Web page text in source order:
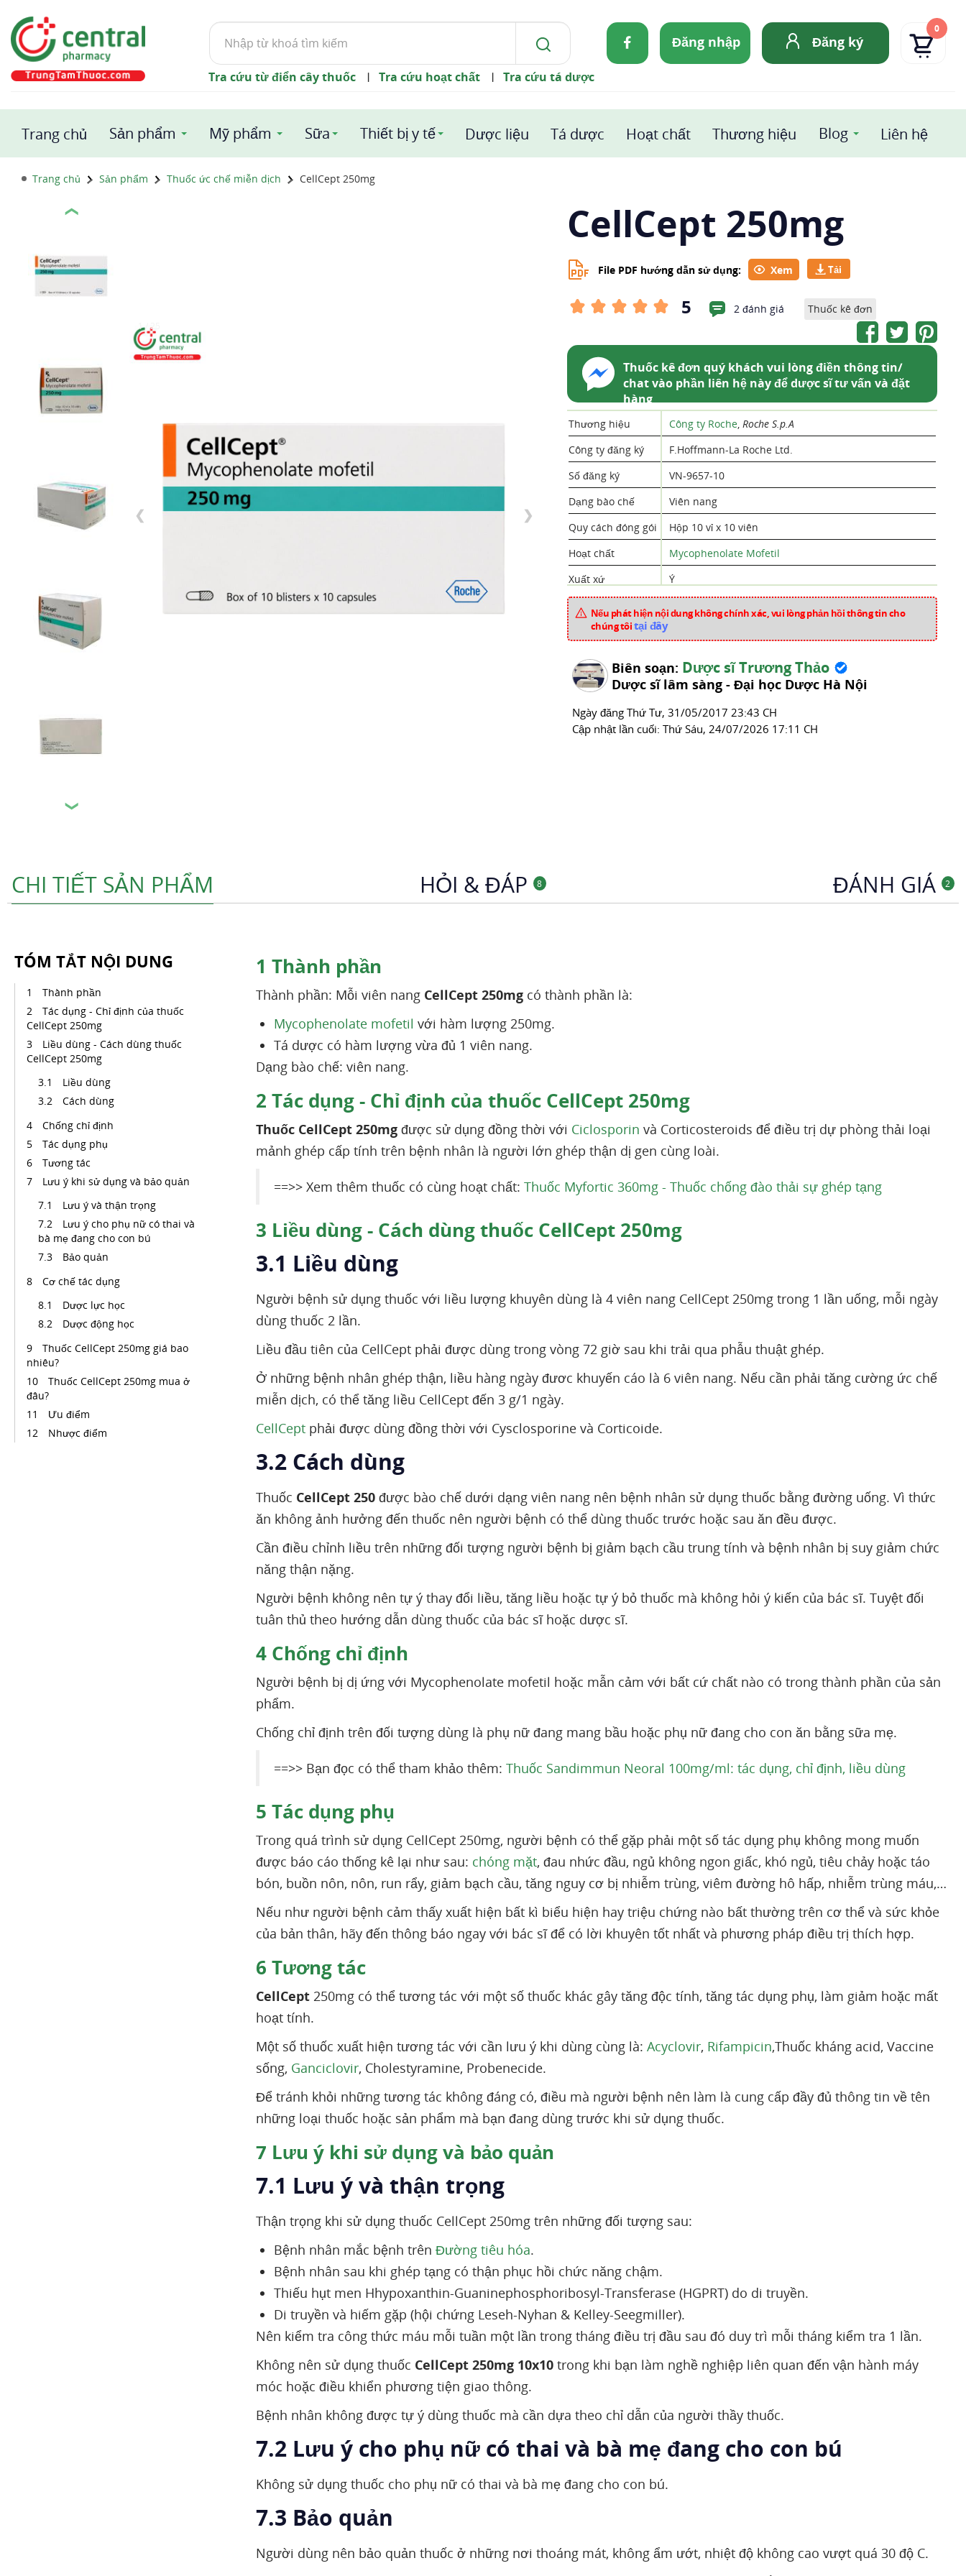
Tìm
kiếm
Đăng nhập Đăng ký
0
Tra cứu từ điển cây thuốc | Tra cứu hoạt chất | Tra cứu tá dược
Trang chủ Sản phẩm Mỹ phẩm Sữa Thiết bị y tế Dược liệu Tá dược Hoạt chất Thương hiệu Blog Liên hệ
Trang chủ Sản phẩm Thuốc ức chế miễn dịch CellCept 250mg
❮
❯
1 / 25
❮ ❯
CellCept 250mg
File PDF hướng dẫn sử dụng: Xem
5 2 đánh giá Thuốc kê đơn
Thuốc kê đơn quý khách vui lòng điền thông tin/
chat vào phần liên hệ này để dược sĩ tư vấn và đặt
hàng
Thương hiệu Công ty Roche, Roche S.p.A
Công ty đăng ký
F.Hoffmann-La Roche Ltd.
Số đăng ký
VN-9657-10
Dạng bào chế
Viên nang
Quy cách đóng gói
Hộp 10 vỉ x 10 viên
Hoạt chất
Mycophenolate Mofetil
Xuất xứ
Ý
Mã sản phẩm
Chuyên mục
Nếu phát hiện nội dung không chính xác, vui lòng phản hồi thông tin cho
chúng tôitại đây
Biên soạn: Dược sĩ Trương Thảo
Dược sĩ lâm sàng - Đại học Dược Hà Nội
Ngày đăng Thứ Tư, 31/05/2017 23:43 CH
Cập nhật lần cuối: Thứ Sáu, 24/07/2026 17:11 CH
CHI TIẾT SẢN PHẨM HỎI & ĐÁP 8 ĐÁNH GIÁ 2
TÓM TẮT NỘI DUNG
Thành phần
Tác dụng - Chỉ định của thuốc
CellCept 250mg
Liều dùng - Cách dùng thuốc
CellCept 250mg
Liều dùng
Cách dùng
Chống chỉ định
Tác dụng phụ
Tương tác
Lưu ý khi sử dụng và bảo quản
Lưu ý và thận trọng
Lưu ý cho phụ nữ có thai và
bà mẹ đang cho con bú
Bảo quản
Cơ chế tác dụng
Dược lực học
Dược động học
Thuốc CellCept 250mg giá bao
nhiêu?
Thuốc CellCept 250mg mua ở
đâu?
Ưu điểm
Nhược điểm
1 Thành phần
Thành phần: Mỗi viên nang CellCept 250mg có thành phần là:
Mycophenolate mofetil với hàm lượng 250mg.
Tá dược có hàm lượng vừa đủ 1 viên nang.
Dạng bào chế: viên nang.
2 Tác dụng - Chỉ định của thuốc CellCept 250mg
Thuốc CellCept 250mg được sử dụng đồng thời với Ciclosporin và Corticosteroids để điều trị dự phòng thải loại
mảnh ghép cấp tính trên bệnh nhân là người lớn ghép thận dị gen cùng loài.
==>> Xem thêm thuốc có cùng hoạt chất: Thuốc Myfortic 360mg - Thuốc chống đào thải sự ghép tạng
3 Liều dùng - Cách dùng thuốc CellCept 250mg
3.1 Liều dùng
Người bệnh sử dụng thuốc với liều lượng khuyên dùng là 4 viên nang CellCept 250mg trong 1 lần uống, mỗi ngày
dùng thuốc 2 lần.
Liều đầu tiên của CellCept phải được dùng trong vòng 72 giờ sau khi trải qua phẫu thuật ghép.
Ở những bệnh nhân ghép thận, liều hàng ngày đươc khuyến cáo là 6 viên nang. Nếu cần phải tăng cường ức chế
miễn dịch, có thể tăng liều CellCept đến 3 g/1 ngày.
CellCept phải được dùng đồng thời với Cysclosporine và Corticoide.
3.2 Cách dùng
Thuốc CellCept 250 được bào chế dưới dạng viên nang nên bệnh nhân sử dụng thuốc bằng đường uống. Vì thức
ăn không ảnh hưởng đến thuốc nên người bệnh có thể dùng thuốc trước hoặc sau ăn đều được.
Cần điều chỉnh liều trên những đối tượng người bệnh bị giảm bạch cầu trung tính và bệnh nhân bị suy giảm chức
năng thận nặng.
Người bệnh không nên tự ý thay đổi liều, tăng liều hoặc tự ý bỏ thuốc mà không hỏi ý kiến của bác sĩ. Tuyệt đối
tuân thủ theo hướng dẫn dùng thuốc của bác sĩ hoặc dược sĩ.
4 Chống chỉ định
Người bệnh bị dị ứng với Mycophenolate mofetil hoặc mẫn cảm với bất cứ chất nào có trong thành phần của sản
phẩm.
Chống chỉ định trên đối tượng dùng là phụ nữ đang mang bầu hoặc phụ nữ đang cho con ăn bằng sữa mẹ.
==>> Bạn đọc có thể tham khảo thêm: Thuốc Sandimmun Neoral 100mg/ml: tác dụng, chỉ định, liều dùng
5 Tác dụng phụ
Trong quá trình sử dụng CellCept 250mg, người bệnh có thể gặp phải một số tác dụng phụ không mong muốn
được báo cáo thống kê lại như sau: chóng mặt, đau nhức đầu, ngủ không ngon giấc, khó ngủ, tiêu chảy hoặc táo
bón, buồn nôn, nôn, run rẩy, giảm bạch cầu, tăng nguy cơ bị nhiễm trùng, viêm đường hô hấp, nhiễm trùng máu,…
Nếu như người bệnh cảm thấy xuất hiện bất kì biểu hiện hay triệu chứng nào bất thường trên cơ thể và sức khỏe
của bản thân, hãy đến thông báo ngay với bác sĩ để có lời khuyên tốt nhất và phương pháp điều trị thích hợp.
6 Tương tác
CellCept 250mg có thể tương tác với một số thuốc khác gây tăng độc tính, tăng tác dụng phụ, làm giảm hoặc mất
hoạt tính.
Một số thuốc xuất hiện tương tác với cần lưu ý khi dùng cùng là: Acyclovir, Rifampicin,Thuốc kháng acid, Vaccine
sống, Ganciclovir, Cholestyramine, Probenecide.​
Để tránh khỏi những tương tác không đáng có, điều mà người bệnh nên làm là cung cấp đầy đủ thông tin về tên
những loại thuốc hoặc sản phẩm mà bạn đang dùng trước khi sử dụng thuốc.
7 Lưu ý khi sử dụng và bảo quản
7.1 Lưu ý và thận trọng
Thận trọng khi sử dụng thuốc CellCept 250mg trên những đối tượng sau:
Bệnh nhân mắc bệnh trên Đường tiêu hóa.
Bệnh nhân sau khi ghép tạng có thận phục hồi chức năng chậm.
Thiếu hụt men Hhypoxanthin-Guaninephosphoribosyl-Transferase (HGPRT) do di truyền.
Di truyền và hiếm gặp (hội chứng Leseh-Nyhan & Kelley-Seegmiller).
Nên kiểm tra công thức máu mỗi tuần một lần trong tháng điều trị đầu sau đó duy trì mỗi tháng kiểm tra 1 lần.
Không nên sử dụng thuốc CellCept 250mg 10x10 trong khi bạn làm nghề nghiệp liên quan đến vận hành máy
móc hoặc điều khiển phương tiện giao thông.
Bệnh nhân không được tự ý dùng thuốc mà cần dựa theo chỉ dẫn của người thầy thuốc.
7.2 Lưu ý cho phụ nữ có thai và bà mẹ đang cho con bú
Không sử dụng thuốc cho phụ nữ có thai và bà mẹ đang cho con bú.
7.3 Bảo quản
Người dùng nên bảo quản thuốc ở những nơi thoáng mát, không ẩm ướt, nhiệt độ không cao vượt quá 30 độ C.